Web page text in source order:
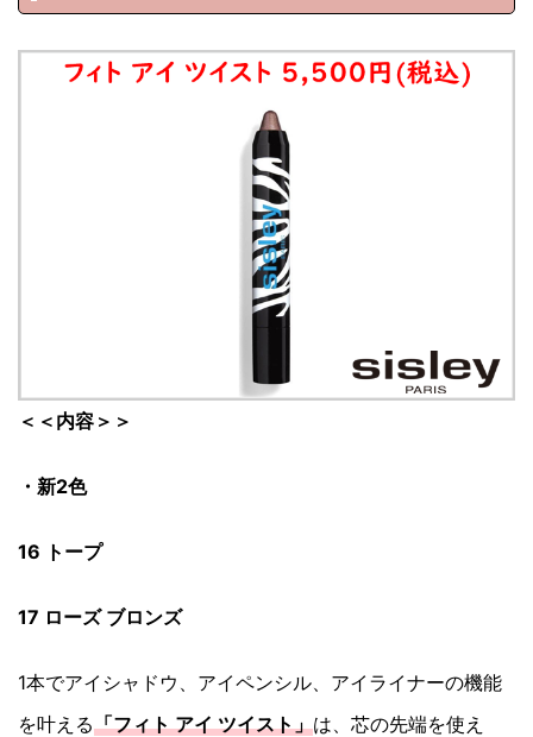
＜＜内容＞＞
・新2色
16 トープ
17 ローズ ブロンズ
1本でアイシャドウ、アイペンシル、アイライナーの機能
を叶える「フィト アイ ツイスト」は、芯の先端を使え